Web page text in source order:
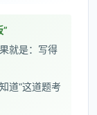
就是：写得
道“这道题考